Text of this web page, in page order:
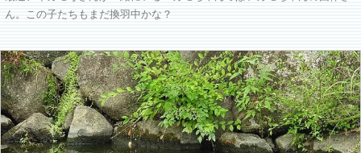
ん。この子たちもまだ換羽中かな？